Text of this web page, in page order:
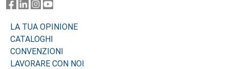
LA TUA OPINIONE
CATALOGHI
CONVENZIONI
LAVORARE CON NOI